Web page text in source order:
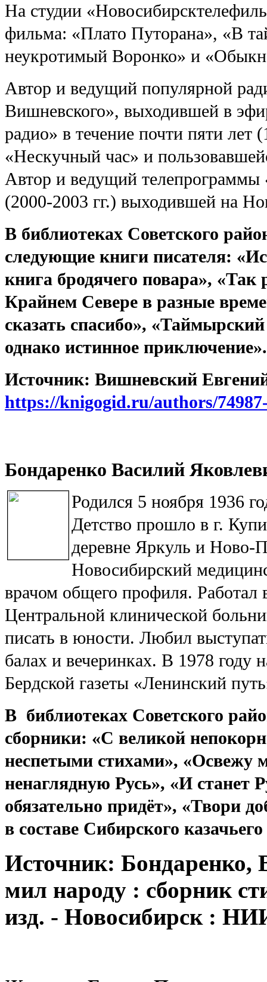
На студии
фильма: «Плато Путорана», «В
неукротимый Воронко» и
Автор и ведущий популярной
Вишневского», выходившей в
радио» в течение почти пяти лет
«Нескучный час» и
Автор и ведущий телепрограммы
(2000-2003 гг.) выходившей на
В библиотеках Советского
следующие книги писателя:
книга бродячего повара»,
Крайнем Севере в разные
сказать спасибо»,
однако истинное приключение».
Источник: Вишневский
https://knigogid.ru/authors/
Бондаренко Василий
Родился 5 ноября 1936
Детство прошло в г.
деревне Яркуль и Ново-
Новосибирский
врачом общего профиля. Работал
Центральной клинической
писать в юности. Любил
балах и вечеринках. В 1978 году
Бердской газеты «Ленинский
В библиотеках Советского
сборники: «С великой
неспетыми стихами», «Освежу
ненаглядную Русь», «И станет
обязательно придёт», «Твори
в составе Сибирского
Источник: Бондаренко,
мил народу : сборник
изд. - Новосибирск :